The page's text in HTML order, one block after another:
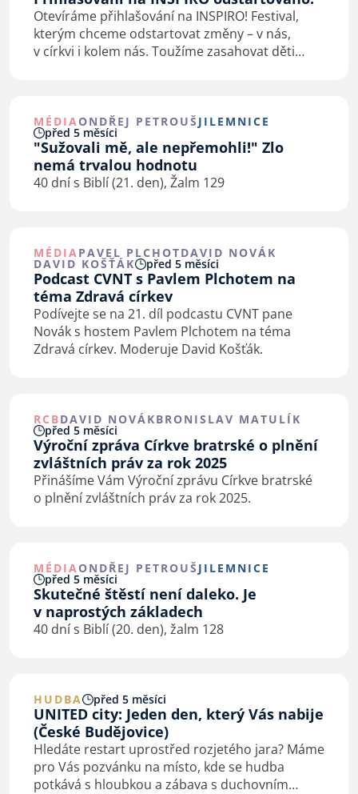
Otevíráme přihlašování na INSPIRO! Festival,
kterým chceme odstartovat změny – v nás,
v církvi i kolem nás. Toužíme zasahovat děti
MÉDIAONDŘEJ PETROUŠ JILEMNICE
před 5 měsíci
"Sužovali mě, ale nepřemohli!" Zlo
nemá trvalou hodnotu
40 dní s Biblí (21. den), Žalm 129
MÉDIAPAVEL PLCHOTDAVID NOVÁK
DAVID KOŠŤÁK před 5 měsíci
Podcast CVNT s Pavlem Plchotem na
téma Zdravá církev
Podívejte se na 21. díl podcastu CVNT pane
Novák s hostem Pavlem Plchotem na téma
Zdravá církev. Moderuje David Košťák.
RCBDAVID NOVÁKBRONISLAV MATULÍK
před 5 měsíci
Výroční zpráva Církve bratrské o plnění
zvláštních práv za rok 2025
Přinášíme Vám Výroční zprávu Církve bratrské
o plnění zvláštních práv za rok 2025.
MÉDIAONDŘEJ PETROUŠ JILEMNICE
před 5 měsíci
Skutečné štěstí není daleko. Je
v naprostých základech
40 dní s Biblí (20. den), žalm 128
HUDBA před 5 měsíci
UNITED city: Jeden den, který Vás nabije
(České Budějovice)
Hledáte restart uprostřed rozjetého jara? Máme
pro Vás pozvánku na místo, kde se hudba
potkává s hloubkou a zábava s duchovním